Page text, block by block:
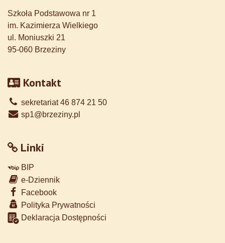
Szkoła Podstawowa nr 1
im. Kazimierza Wielkiego
ul. Moniuszki 21
95-060 Brzeziny
Kontakt
sekretariat 46 874 21 50
sp1@brzeziny.pl
Linki
BIP
e-Dziennik
Facebook
Polityka Prywatności
Deklaracja Dostępności